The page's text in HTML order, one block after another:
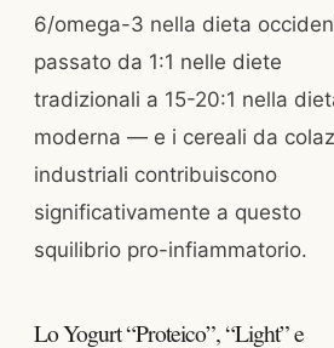
6/omega-3 nella dieta
passato da 1:1 nelle diete
tradizionali a 15-20:1 nella
moderna — e i cereali da
industriali contribuiscono
significativamente a questo
squilibrio pro-infiammatorio.
Lo Yogurt “Proteico”, “Light” e